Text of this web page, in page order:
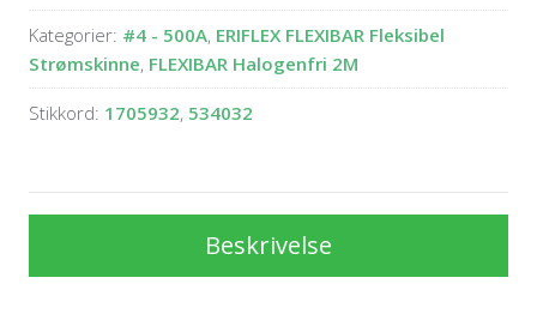
Kategorier: #4 - 500A, ERIFLEX FLEXIBAR Fleksibel
Strømskinne, FLEXIBAR Halogenfri 2M
Stikkord: 1705932, 534032
Beskrivelse